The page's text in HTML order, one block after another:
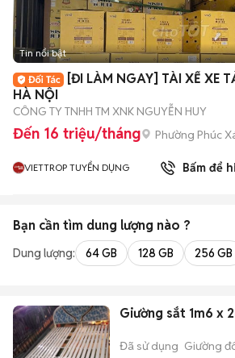
Tin nổi bật
[ĐI LÀM NGAY] TÀI XẾ XE
HÀ NỘI
CÔNG TY TNHH TM XNK NGUYỄN HUY
Đến 16 triệu/tháng Phường Phúc
VIETTROP TUYỂN DỤNG Bấm để
Bạn cần tìm dung lượng nào ?
Dung lượng: 64 GB 128 GB 256 GB
Giường sắt 1m6 x
Đã sử dụng Giường